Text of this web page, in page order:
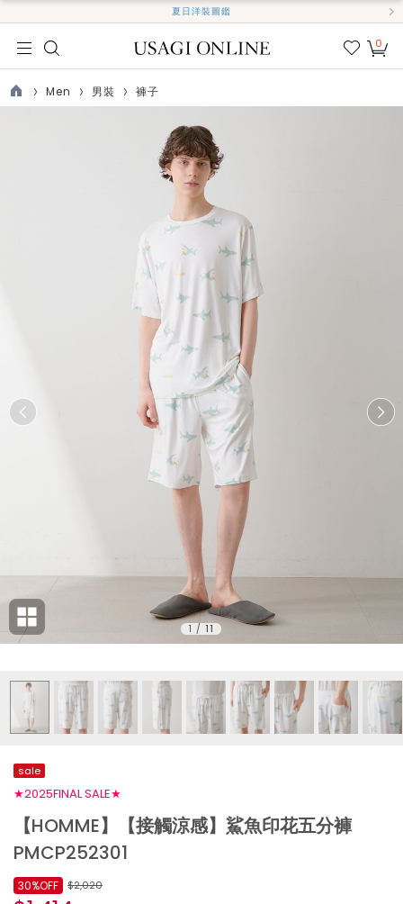
夏日洋裝圖鑑
我的
0
TOP
Men 男裝 褲子
1 / 11
sale
★2025FINAL SALE★
【HOMME】【接觸涼感】鯊魚印花五分褲
PMCP252301
$2,020
30%OFF